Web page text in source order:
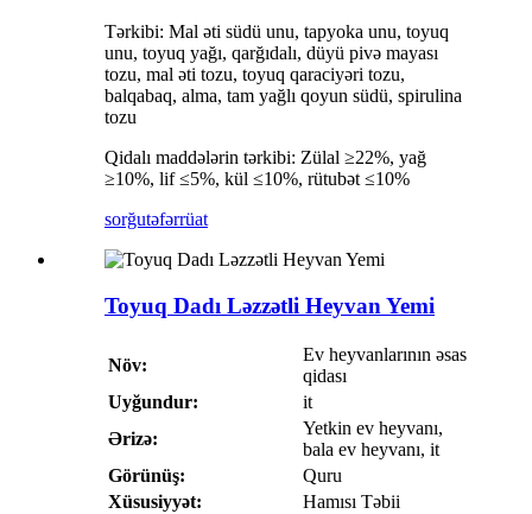
Tərkibi: Mal əti südü unu, tapyoka unu, toyuq
unu, toyuq yağı, qarğıdalı, düyü pivə mayası
tozu, mal əti tozu, toyuq qaraciyəri tozu,
balqabaq, alma, tam yağlı qoyun südü, spirulina
tozu
Qidalı maddələrin tərkibi: Zülal ≥22%, yağ
≥10%, lif ≤5%, kül ≤10%, rütubət ≤10%
sorğutəfərrüat
Toyuq Dadı Ləzzətli Heyvan Yemi
Növ:
Ev heyvanlarının əsas
qidası
Uyğundur:
it
Ərizə:
Yetkin ev heyvanı,
bala ev heyvanı, it
Görünüş:
Quru
Xüsusiyyət:
Hamısı Təbii